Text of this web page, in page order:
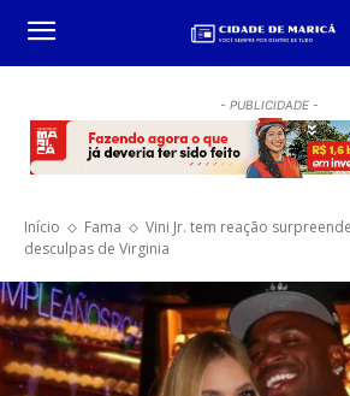
- PUBLICIDADE -
Início Fama
Vini Jr. tem reação
desculpas de Virginia